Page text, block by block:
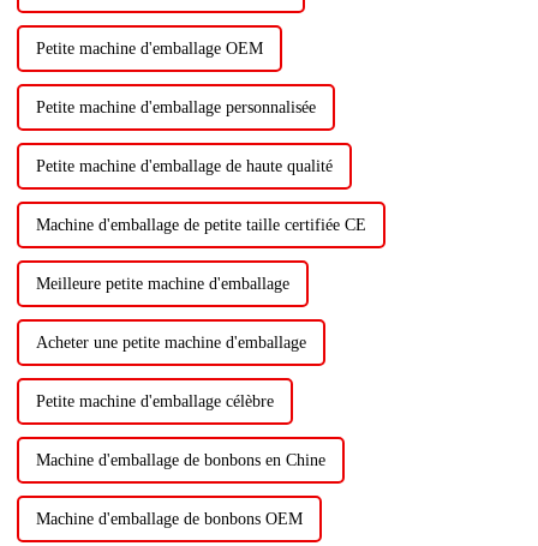
Petite machine d'emballage OEM
Petite machine d'emballage personnalisée
Petite machine d'emballage de haute qualité
Machine d'emballage de petite taille certifiée CE
Meilleure petite machine d'emballage
Acheter une petite machine d'emballage
Petite machine d'emballage célèbre
Machine d'emballage de bonbons en Chine
Machine d'emballage de bonbons OEM